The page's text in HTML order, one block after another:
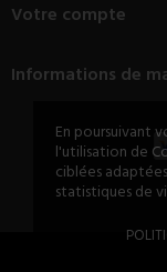
En poursuivant
l'utilisation de
ciblées
statistiques de
Votre compte
Informations de